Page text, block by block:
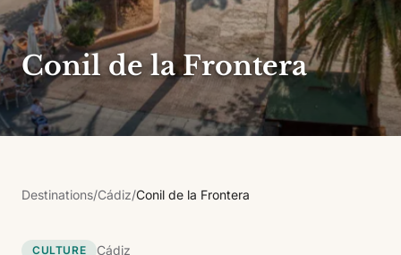
Conil de la Frontera
Destinations/Cádiz/Conil de la Frontera
CULTURE Cádiz